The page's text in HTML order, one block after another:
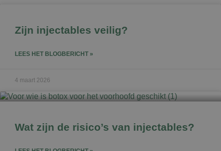
Zijn injectables veilig?
LEES HET BLOGBERICHT »
4 maart 2026
Wat zijn de risico’s van injectables?